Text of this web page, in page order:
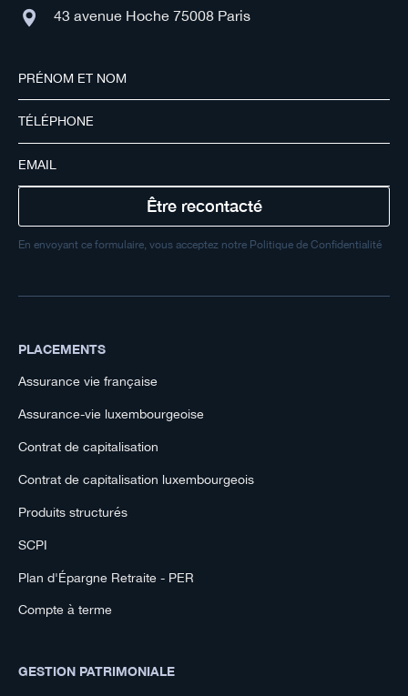
43 avenue Hoche 75008 Paris
En envoyant ce formulaire, vous acceptez notre Politique de Confidentialité
PLACEMENTS
Assurance vie française
Assurance-vie luxembourgeoise
Contrat de capitalisation
Contrat de capitalisation luxembourgeois
Produits structurés
SCPI
Plan d'Épargne Retraite - PER
Compte à terme
GESTION PATRIMONIALE